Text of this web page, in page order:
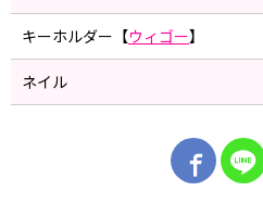
キーホルダー【ウィゴー】
ネイル